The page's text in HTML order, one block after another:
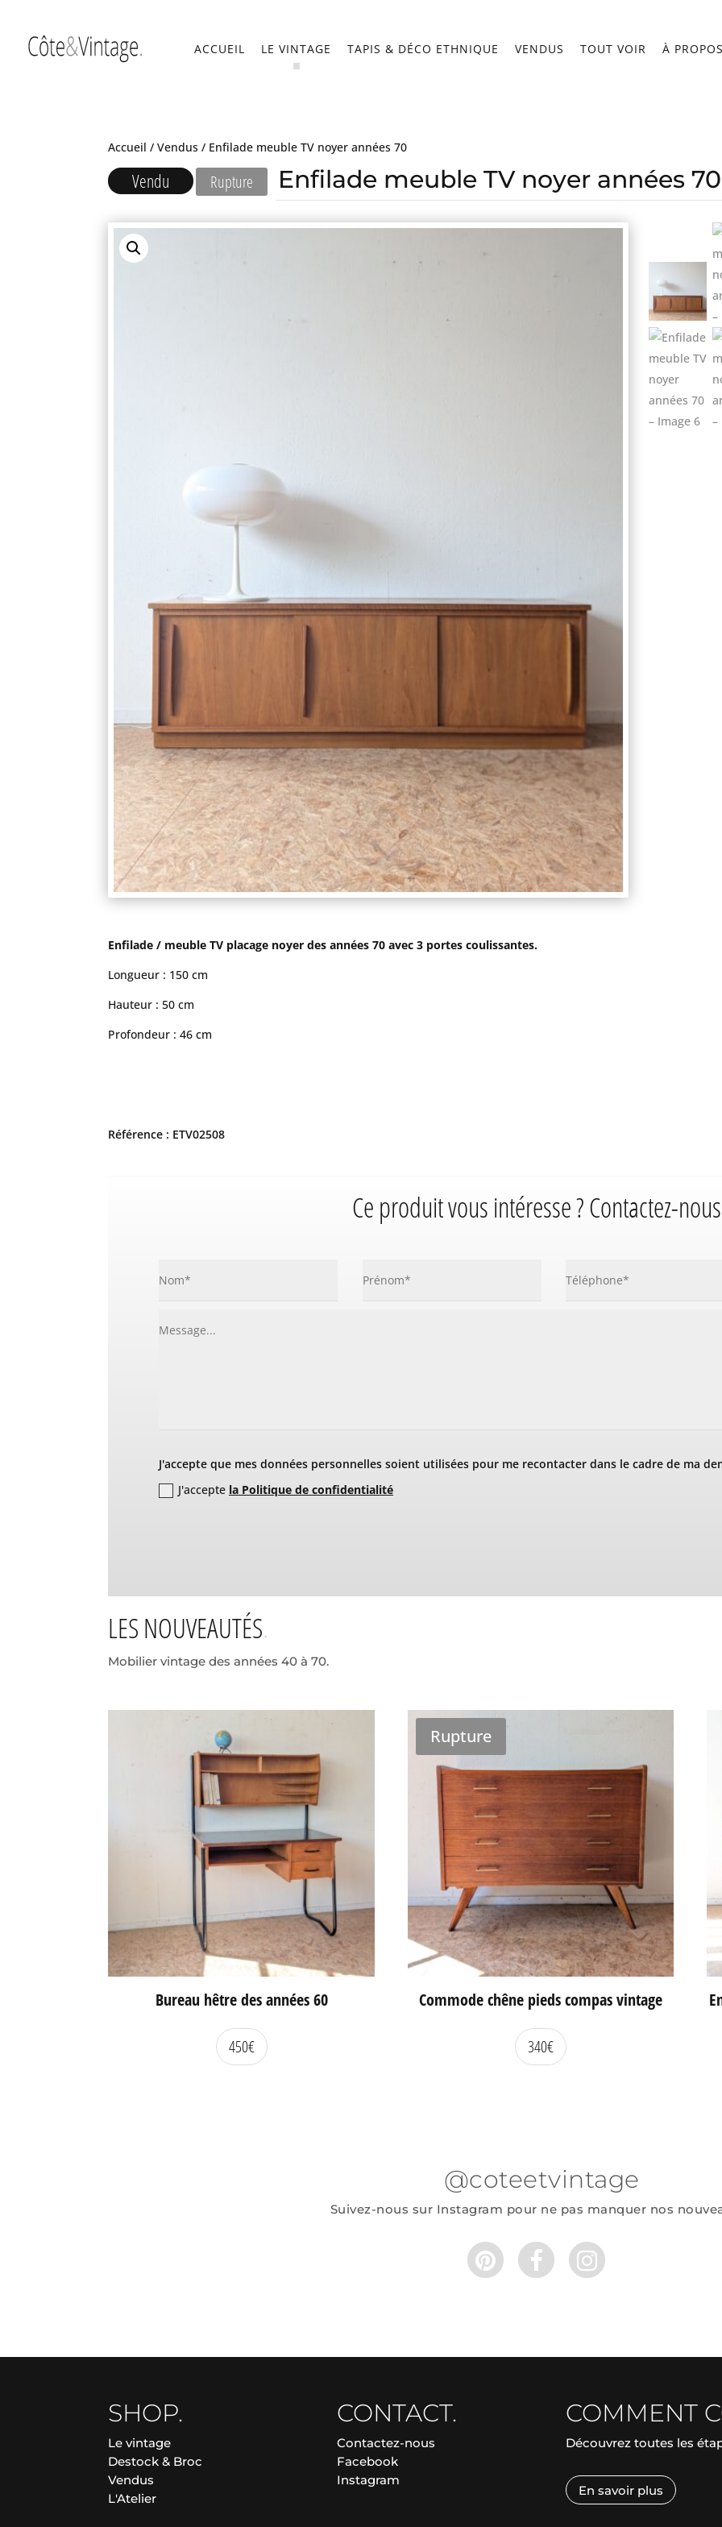
ACCUEIL LE VINTAGE TAPIS & DÉCO ETHNIQUE VENDUS TOUT VOIR À
Accueil /Vendus / Enfilade meuble TV noyer années 70
Vendu Rupture Enfilade meuble TV noyer années 70
Enfilade / meuble TV placage noyer des années 70 avec 3 portes coulissantes.
Longueur : 150 cm
Hauteur : 50 cm
Profondeur : 46 cm
Référence : ETV02508
Ce produit vous intéresse ? Contactez-
J'accepte que mes données personnelles soient utilisées pour me recontacter dans le cadre de ma
J'accepte la Politique de confidentialité
LES NOUVEAUTÉS
Mobilier vintage des années 40 à 70.
Bureau hêtre des années 60
450€
Rupture
Commode chêne pieds compas vintage
340€
@coteetvintage
Suivez-nous sur Instagram pour ne pas manquer nos
SHOP.
Le vintage
Destock & Broc
Vendus
L'Atelier
CONTACT.
Contactez-nous
Facebook
Instagram
COMMENT
Découvrez toutes les
En savoir plus